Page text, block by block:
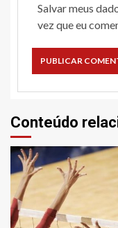
Salvar meus
vez que eu
Conteúdo